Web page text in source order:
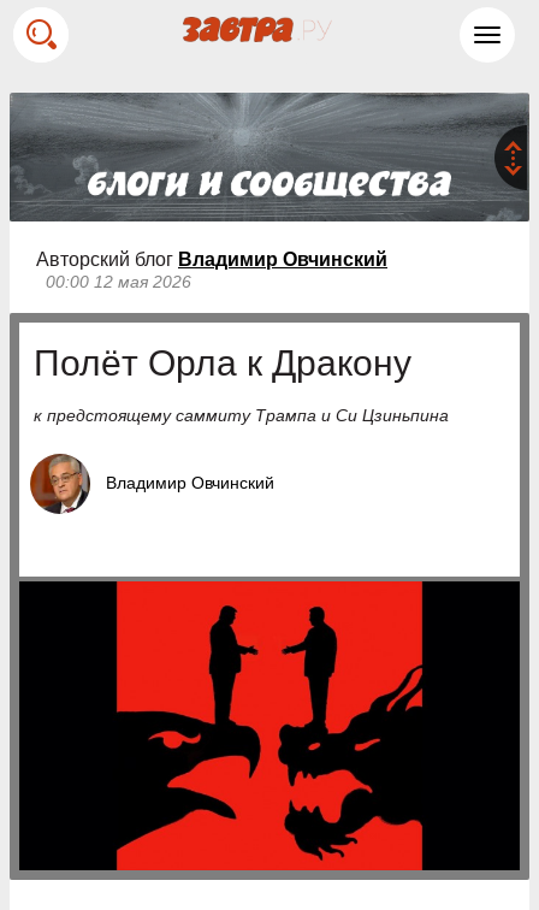
Авторский блог Владимир Овчинский
00:00 12 мая 2026
Полёт Орла к Дракону
к предстоящему саммиту Трампа и Си Цзиньпина
Владимир Овчинский